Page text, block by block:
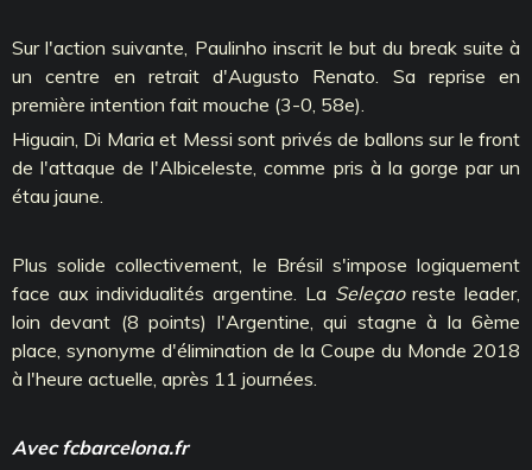
Sur l'action suivante, Paulinho inscrit le but du break suite à
un centre en retrait d'Augusto Renato. Sa reprise en
première intention fait mouche (3-0, 58e).
Higuain, Di Mariaet Messisont privés de ballons sur le front
de l'attaque de l'Albiceleste, comme pris à la gorge par un
étau jaune.
Plus solide collectivement, le Brésil s'impose logiquement
face aux individualités argentine. La Seleçaoreste leader,
loin devant (8 points) l'Argentine, qui stagne à la 6ème
place, synonyme d'élimination de la Coupe du Monde 2018
à l'heure actuelle, après 11 journées.
Avec fcbarcelona.fr